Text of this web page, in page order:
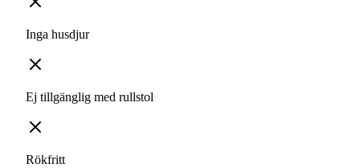
Inga husdjur
Ej tillgänglig med rullstol
Rökfritt